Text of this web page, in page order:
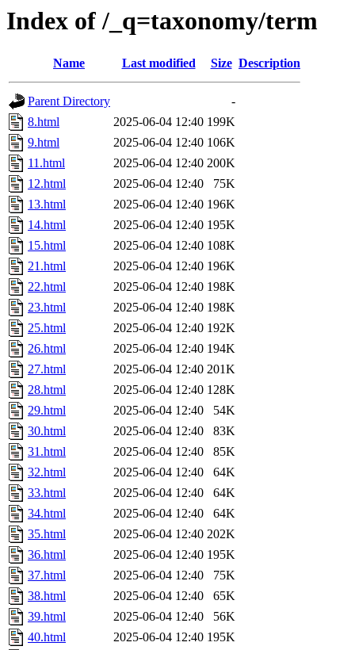
Index of /_q=taxonomy/term
Name Last modified Size Description
Parent Directory
-
8.html
2025-06-04 12:40 199K
9.html
2025-06-04 12:40 106K
11.html
2025-06-04 12:40 200K
12.html
2025-06-04 12:40
75K
13.html
2025-06-04 12:40 196K
14.html
2025-06-04 12:40 195K
15.html
2025-06-04 12:40 108K
21.html
2025-06-04 12:40 196K
22.html
2025-06-04 12:40 198K
23.html
2025-06-04 12:40 198K
25.html
2025-06-04 12:40 192K
26.html
2025-06-04 12:40 194K
27.html
2025-06-04 12:40 201K
28.html
2025-06-04 12:40 128K
29.html
2025-06-04 12:40
54K
30.html
2025-06-04 12:40
83K
31.html
2025-06-04 12:40
85K
32.html
2025-06-04 12:40
64K
33.html
2025-06-04 12:40
64K
34.html
2025-06-04 12:40
64K
35.html
2025-06-04 12:40 202K
36.html
2025-06-04 12:40 195K
37.html
2025-06-04 12:40
75K
38.html
2025-06-04 12:40
65K
39.html
2025-06-04 12:40
56K
40.html
2025-06-04 12:40 195K